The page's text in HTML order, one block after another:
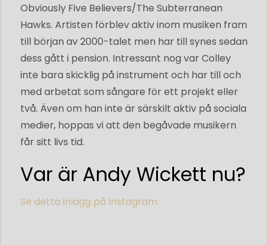
Obviously Five Believers/The Subterranean
Hawks. Artisten förblev aktiv inom musiken fram
till början av 2000-talet men har till synes sedan
dess gått i pension. Intressant nog var Colley
inte bara skicklig på instrument och har till och
med arbetat som sångare för ett projekt eller
två. Även om han inte är särskilt aktiv på sociala
medier, hoppas vi att den begåvade musikern
får sitt livs tid.
Var är Andy Wickett nu?
Se detta inlägg på Instagram